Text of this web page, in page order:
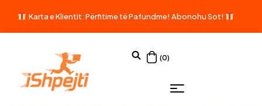
Karta e Klientit: Përfitime të Pafundme! Abonohu Sot!
(0)